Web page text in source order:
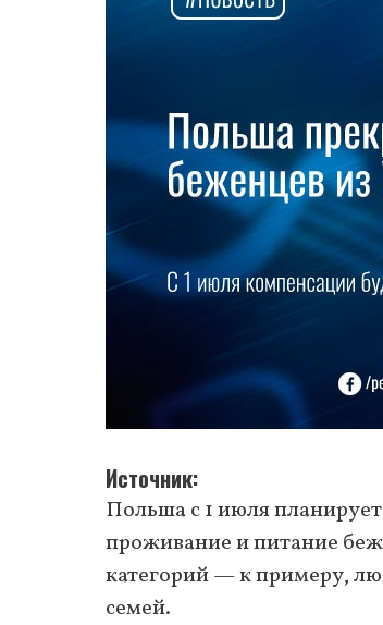
Источник
Польша с 1 июля
проживание и питание
категорий — к примеру,
семей.